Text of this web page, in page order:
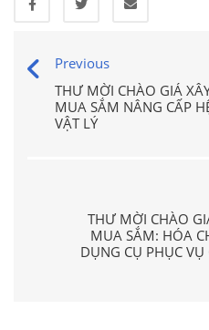
Previous
THƯ MỜI CHÀO GIÁ
MUA SẮM NÂNG CẤP
VẬT LÝ
THƯ MỜI CHÀO
MUA SẮM: HÓA
DỤNG CỤ PHỤC